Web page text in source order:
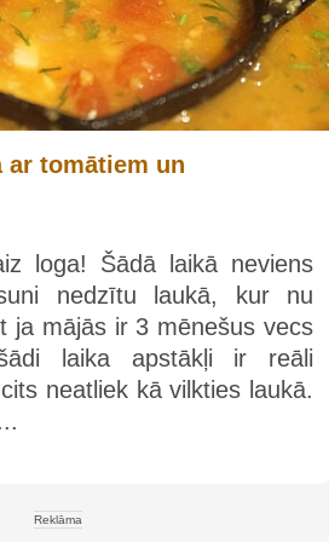
ar tomātiem un
loga! Šādā laikā neviens
nedzītu laukā, kur nu
ja mājās ir 3 mēnešus vecs
laika apstākļi ir reāli
neatliek kā vilkties laukā.
Reklāma